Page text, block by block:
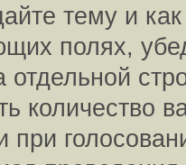
тему и
полях,
отдельной
количество
при